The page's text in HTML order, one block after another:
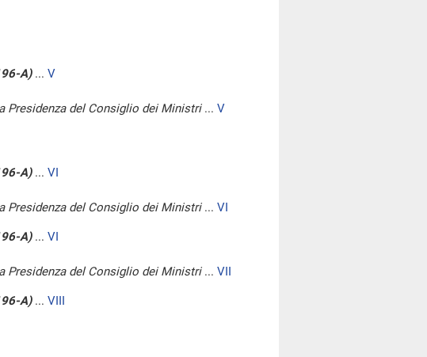
A) ... V
Presidenza del Consiglio dei Ministri... V
A) ... VI
Presidenza del Consiglio dei Ministri... VI
A) ... VI
Presidenza del Consiglio dei Ministri... VII
A) ... VIII